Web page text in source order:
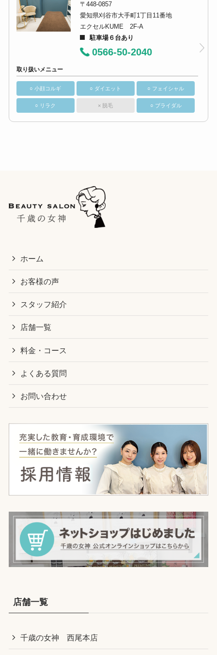
〒448-0857
愛知県刈谷市大手町1丁目11番地
エクセルKUME 2F-A
駐車場６台あり
0566-50-2040
取り扱いメニュー
○ 小顔コルギ ○ ダイエット ○ フェイシャル
○ リラク × 脱毛 ○ ブライダル
ホーム
お客様の声
スタッフ紹介
店舗一覧
料金・コース
よくある質問
お問い合わせ
店舗一覧
千歳の女神 西尾本店